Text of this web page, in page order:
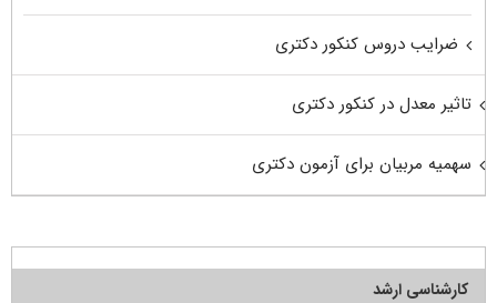
ضرایب دروس کنکور دکتری
تاثیر معدل در کنکور دکتری
سهمیه مربیان برای آزمون دکتری
کارشناسی ارشد